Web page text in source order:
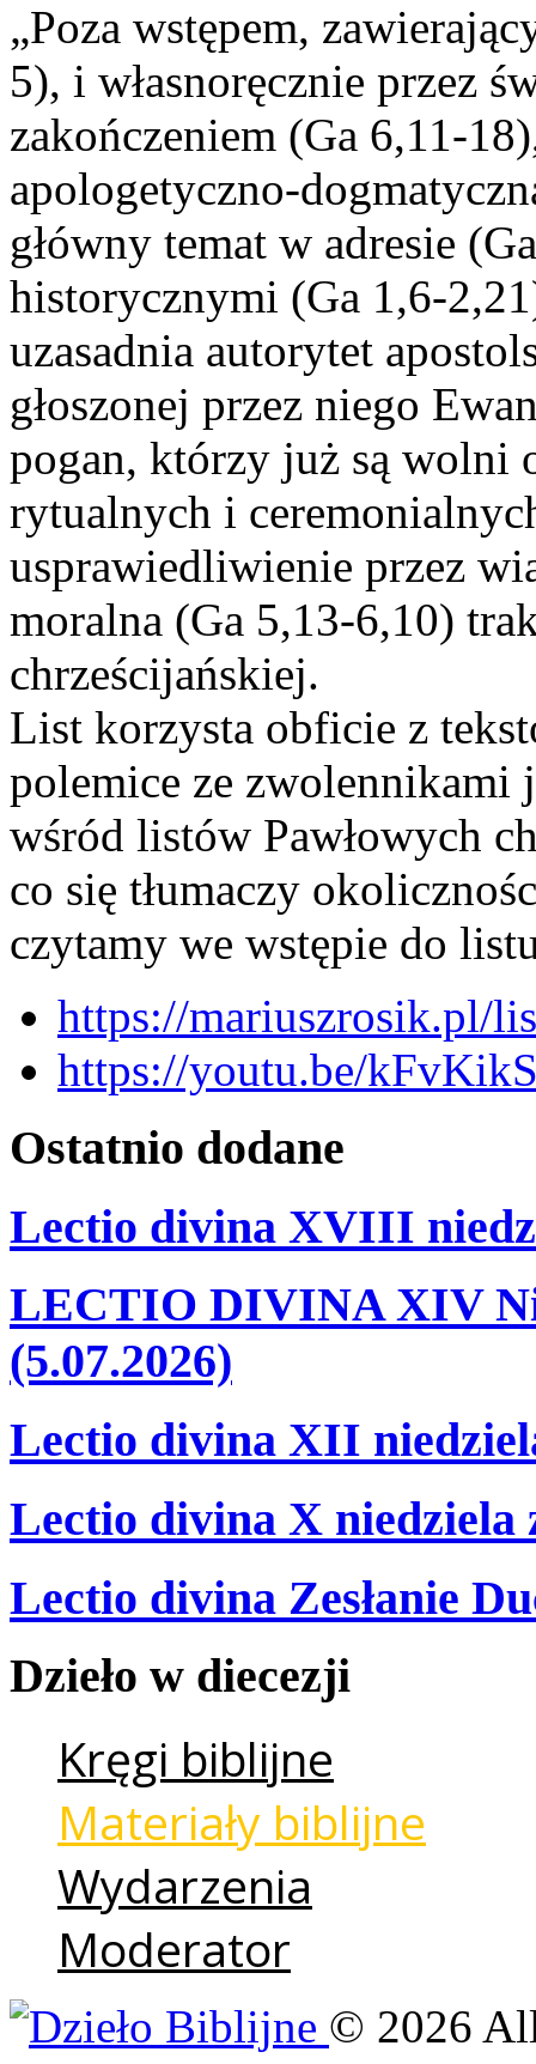
„Poza wstępem,
5), i własnoręcznie przez
zakończeniem (Ga 6,11-
apologetyczno-
główny temat w adresie
historycznymi (Ga 1,6-
uzasadnia autorytet
głoszonej przez niego
pogan, którzy już są wolni
rytualnych i
usprawiedliwienie przez
moralna (Ga 5,13-6,10)
chrześcijańskiej.
List korzysta obficie z
polemice ze zwolennikami
wśród listów Pawłowych
co się tłumaczy
czytamy we wstępie do
https://mariuszrosik.pl/
https://youtu.be/
Ostatnio dodane
Lectio divina XVIII
LECTIO DIVINA XIV
(5.07.2026)
Lectio divina XII
Lectio divina X niedziela
Lectio divina Zesłanie
Dzieło w diecezji
Kręgi biblijne
Materiały biblijne
Wydarzenia
Moderator
© 2026